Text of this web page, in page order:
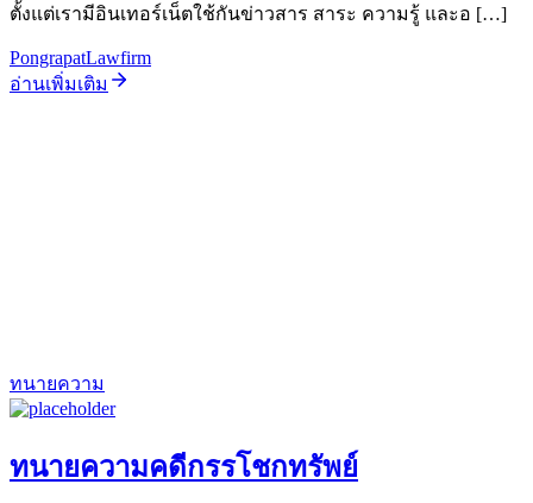
ตั้งแต่เรามีอินเทอร์เน็ตใช้กันข่าวสาร สาระ ความรู้ และอ […]
PongrapatLawfirm
อ่านเพิ่มเติม
ทนายความ
ทนายความคดีกรรโชกทรัพย์